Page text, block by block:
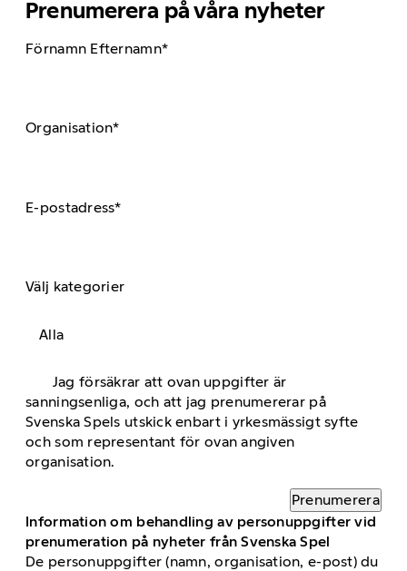
Prenumerera på våra nyheter
Förnamn Efternamn*
Organisation*
E-postadress*
Välj kategorier
Alla
Jag försäkrar att ovan uppgifter är
sanningsenliga, och att jag prenumererar på
Svenska Spels utskick enbart i yrkesmässigt syfte
och som representant för ovan angiven
organisation.
Prenumerera
Information om behandling av personuppgifter vid
prenumeration på nyheter från Svenska Spel
De personuppgifter (namn, organisation, e-post) du